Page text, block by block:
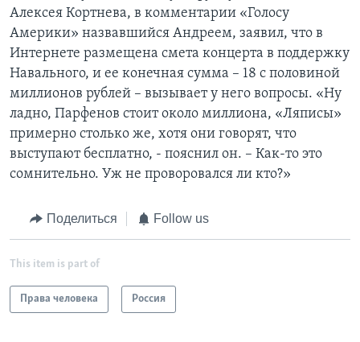
Алексея Кортнева, в комментарии «Голосу
Америки» назвавшийся Андреем, заявил, что в
Интернете размещена смета концерта в поддержку
Навального, и ее конечная сумма – 18 с половиной
миллионов рублей – вызывает у него вопросы. «Ну
ладно, Парфенов стоит около миллиона, «Ляписы»
примерно столько же, хотя они говорят, что
выступают бесплатно, - пояснил он. – Как-то это
сомнительно. Уж не проворовался ли кто?»
Поделиться Follow us
This item is part of
Права человека Россия